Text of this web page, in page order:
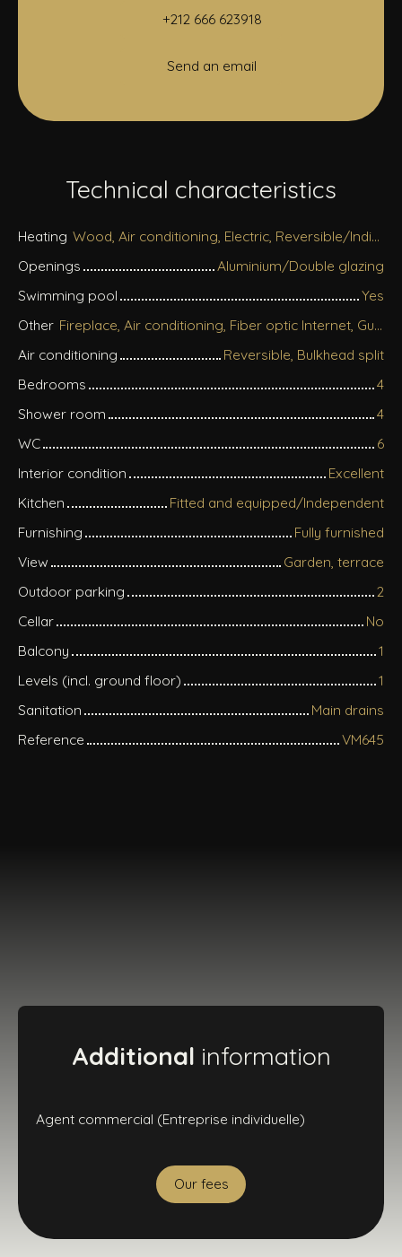
+212 666 623918
Send an email
Technical characteristics
Heating
Wood, Air conditioning, Electric, Reversible/Individual
Openings
Aluminium/Double glazing
Swimming pool
Yes
Other
Fireplace, Air conditioning, Fiber optic Internet, Guardian, Motorized gate, Videophone, Electric shutters
Air conditioning
Reversible, Bulkhead split
Bedrooms
4
Shower room
4
WC
6
Interior condition
Excellent
Kitchen
Fitted and equipped/Independent
Furnishing
Fully furnished
View
Garden, terrace
Outdoor parking
2
Cellar
No
Balcony
1
Levels (incl. ground floor)
1
Sanitation
Main drains
Reference
VM645
Additional information
Agent commercial (Entreprise individuelle)
Our fees